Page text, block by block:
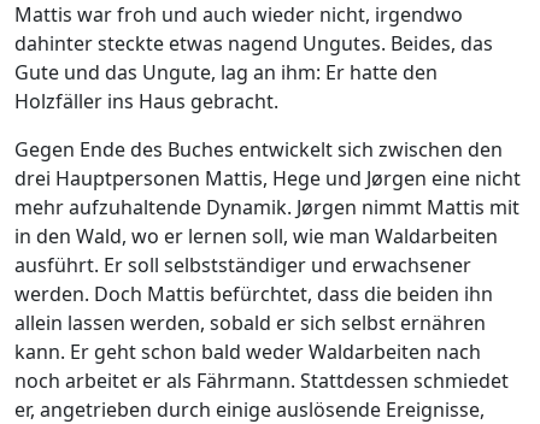
Mattis war froh und auch wieder nicht, irgendwo
dahinter steckte etwas nagend Ungutes. Beides, das
Gute und das Ungute, lag an ihm: Er hatte den
Holzfäller ins Haus gebracht.
Gegen Ende des Buches entwickelt sich zwischen den
drei Hauptpersonen Mattis, Hege und Jørgen eine nicht
mehr aufzuhaltende Dynamik. Jørgen nimmt Mattis mit
in den Wald, wo er lernen soll, wie man Waldarbeiten
ausführt. Er soll selbstständiger und erwachsener
werden. Doch Mattis befürchtet, dass die beiden ihn
allein lassen werden, sobald er sich selbst ernähren
kann. Er geht schon bald weder Waldarbeiten nach
noch arbeitet er als Fährmann. Stattdessen schmiedet
er, angetrieben durch einige auslösende Ereignisse,